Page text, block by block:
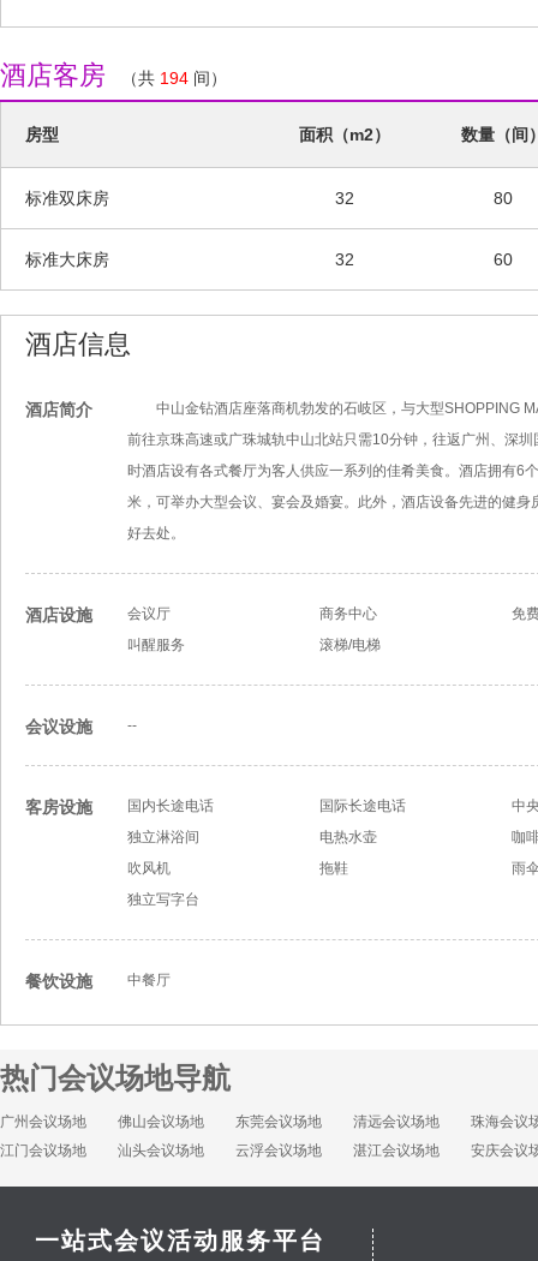
酒店客房 （共 194 间）
房型 面积（m2） 数量（间
标准双床房 32 80
标准大床房 32 60
酒店信息
酒店简介
中山金钻酒店座落商机勃发的石岐区，与大型SHOPPING
前往京珠高速或广珠城轨中山北站只需10分钟，往返广州、
时酒店设有各式餐厅为客人供应一系列的佳肴美食。酒店拥有6
米，可举办大型会议、宴会及婚宴。此外，酒店设备先进的健
好去处。
酒店设施 会议厅 商务中心
免
叫醒服务
滚梯/电梯
会议设施 --
客房设施 国内长途电话 国际长途电话
中
独立淋浴间
电热水壶
咖
吹风机
拖鞋
雨
独立写字台
餐饮设施 中餐厅
热门会议场地导航
广州会议场地 佛山会议场地 东莞会议场地 清远会议场地
珠海会议
江门会议场地
汕头会议场地 云浮会议场地 湛江会议场地 安庆会议
一站式会议活动服务平台